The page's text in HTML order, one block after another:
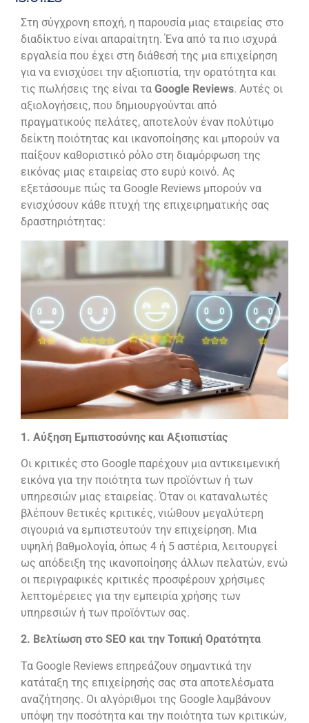
Στη σύγχρονη εποχή, η παρουσία μιας εταιρείας στο
διαδίκτυο είναι απαραίτητη. Ένα από τα πιο ισχυρά
εργαλεία που έχει στη διάθεσή της μια επιχείρηση
για να ενισχύσει την αξιοπιστία, την ορατότητα και
τις πωλήσεις της είναι τα Google Reviews. Αυτές οι
αξιολογήσεις, που δημιουργούνται από
πραγματικούς πελάτες, αποτελούν έναν πολύτιμο
δείκτη ποιότητας και ικανοποίησης και μπορούν να
παίξουν καθοριστικό ρόλο στη διαμόρφωση της
εικόνας μιας εταιρείας στο ευρύ κοινό. Ας
εξετάσουμε πώς τα Google Reviews μπορούν να
ενισχύσουν κάθε πτυχή της επιχειρηματικής σας
δραστηριότητας:
1. Αύξηση Εμπιστοσύνης και Αξιοπιστίας
Οι κριτικές στο Google παρέχουν μια αντικειμενική
εικόνα για την ποιότητα των προϊόντων ή των
υπηρεσιών μιας εταιρείας. Όταν οι καταναλωτές
βλέπουν θετικές κριτικές, νιώθουν μεγαλύτερη
σιγουριά να εμπιστευτούν την επιχείρηση. Μια
υψηλή βαθμολογία, όπως 4 ή 5 αστέρια, λειτουργεί
ως απόδειξη της ικανοποίησης άλλων πελατών, ενώ
οι περιγραφικές κριτικές προσφέρουν χρήσιμες
λεπτομέρειες για την εμπειρία χρήσης των
υπηρεσιών ή των προϊόντων σας.
2. Βελτίωση στο SEO και την Τοπική Ορατότητα
Τα Google Reviews επηρεάζουν σημαντικά την
κατάταξη της επιχείρησής σας στα αποτελέσματα
αναζήτησης. Οι αλγόριθμοι της Google λαμβάνουν
υπόψη την ποσότητα και την ποιότητα των κριτικών,